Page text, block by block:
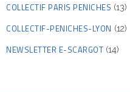
COLLECTIF PARIS PENICHES (13)
COLLECTIF-PENICHES-LYON (12)
NEWSLETTER E-SCARGOT (14)